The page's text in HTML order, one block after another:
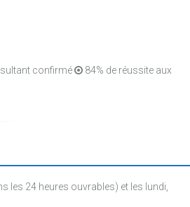
confirmé
84% de réussite aux
les 24 heures ouvrables) et les lundi,